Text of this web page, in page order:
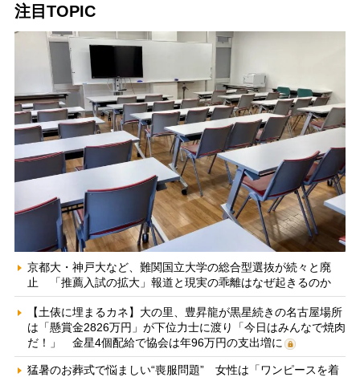
注目TOPIC
京都大・神戸大など、難関国立大学の総合型選抜が続々と廃
止 「推薦入試の拡大」報道と現実の乖離はなぜ起きるのか
【土俵に埋まるカネ】大の里、豊昇龍が黒星続きの名古屋場所
は「懸賞金2826万円」が下位力士に渡り「今日はみんなで焼肉
だ！」 金星4個配給で協会は年96万円の支出増に
猛暑のお葬式で悩ましい“喪服問題” 女性は「ワンピースを着